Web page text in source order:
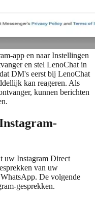
app en naar Instellingen
en stel LenoChat in
DM's eerst bij LenoChat
kan reageren. Als
kunnen berichten
uw Instagram Direct
van uw
De volgende
gesprekken.